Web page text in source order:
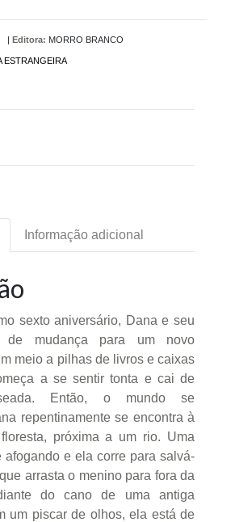
| Editora: MORRO BRANCO
ESTRANGEIRA
Informação adicional
sexto aniversário, Dana e seu
de mudança para um novo
meio a pilhas de livros e caixas
a se sentir tonta e cai de
Então, o mundo se
repentinamente se encontra à
próxima a um rio. Uma
afogando e ela corre para salvá-
arrasta o menino para fora da
do cano de uma antiga
um piscar de olhos, ela está de